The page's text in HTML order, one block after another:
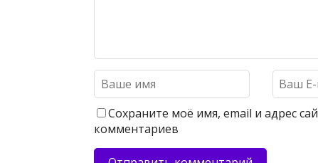
Сохраните моё имя, email и адрес
комментариев